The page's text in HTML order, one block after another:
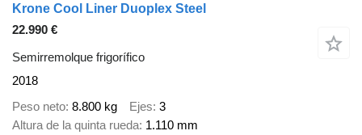
Krone Cool Liner Duoplex Steel
22.990 €
Semirremolque frigorífico
2018
Peso neto 8.800 kg Ejes 3
Altura de la quinta rueda 1.110 mm